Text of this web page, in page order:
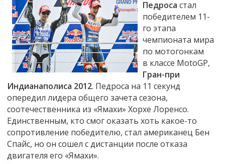
Педроса стал
победителем 11-
го этапа
чемпионата мира
по мотогонкам
в классе MotoGP,
Гран-при
Индианаполиса 2012. Педроса на 11 секунд
опередил лидера общего зачета сезона,
соотечественника из «Ямахи» Хорхе Лоренсо.
Единственным, кто смог оказать хоть какое-то
сопротивление победителю, стал американец Бен
Спайс, но он сошел с дистанции после отказа
двигателя его «Ямахи».